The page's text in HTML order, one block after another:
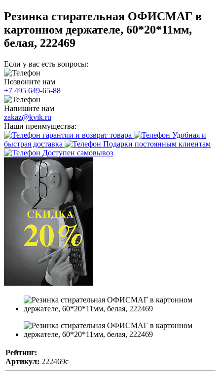
Резинка стирательная ОФИСМАГ в
картонном держателе, 60*20*11мм,
белая, 222469
Если у вас есть вопросы:
Позвоните нам
+7 495 649-65-88
Напишите нам
zakaz@kvik.ru
Наши преимущества:
гарантии и возврат товара
Удобная и
быстрая доставка
Подарки постоянным клиентам
Доступен самовывоз
Рейтинг:
Артикул: 222469с